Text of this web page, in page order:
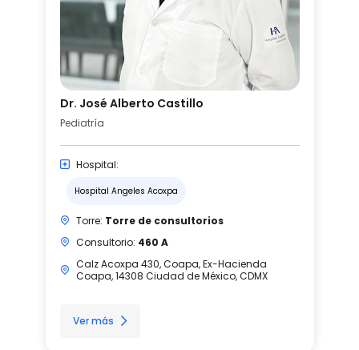
Dr. José Alberto Castillo
Pediatría
Hospital:
Hospital Angeles Acoxpa
Torre: Torre de consultorios
Consultorio: 460 A
Calz Acoxpa 430, Coapa, Ex-Hacienda
Coapa, 14308 Ciudad de México, CDMX
Ver más